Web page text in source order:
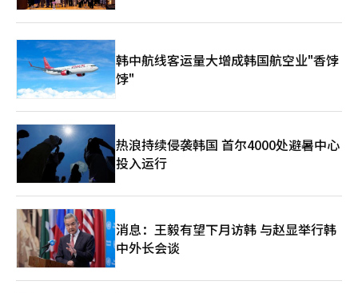
韩中航线客运量大增成韩国航空业"香饽
饽"
热浪持续侵袭韩国 首尔4000处避暑中心
投入运行
消息：王毅有望下月访韩 与赵显举行韩
中外长会谈